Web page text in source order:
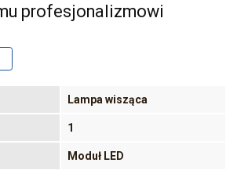
profesjonalizmowi
Lampa wisząca
1
Moduł LED